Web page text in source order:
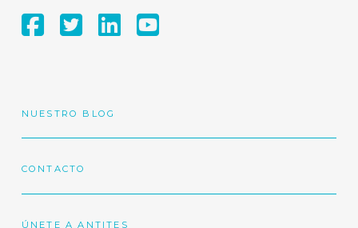
NUESTRO BLOG
CONTACTO
ÚNETE A ANTITES